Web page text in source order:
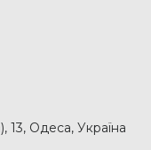
13, Одеса, Україна